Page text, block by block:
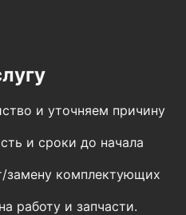
и уточняем причину
и сроки до начала
замену комплектующих
работу и запчасти.